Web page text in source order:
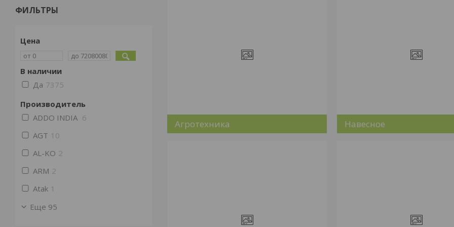
Агротехника Навесное
ФИЛЬТРЫ
Цена
В наличии
Да 7375
Производитель
ADDO INDIA 6
AGT 10
AL-KO 2
ARM 2
Atak 1
Еще 95